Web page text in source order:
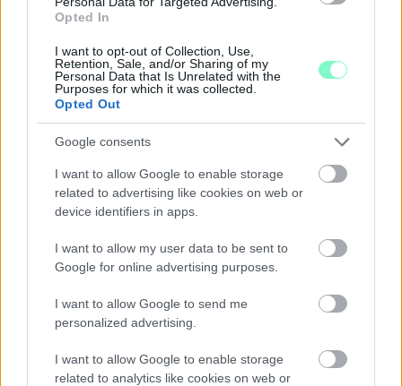
Opted In
I want to opt-out of Collection, Use,
Retention, Sale, and/or Sharing of my
Personal Data that Is Unrelated with the
Purposes for which it was collected.
Opted Out
Google consents
I want to allow Google to enable storage
related to advertising like cookies on web or
device identifiers in apps.
I want to allow my user data to be sent to
Google for online advertising purposes.
I want to allow Google to send me
personalized advertising.
I want to allow Google to enable storage
related to analytics like cookies on web or
rendhagyó helyszínen találkozhat a közönség a klasszikus
zenével.